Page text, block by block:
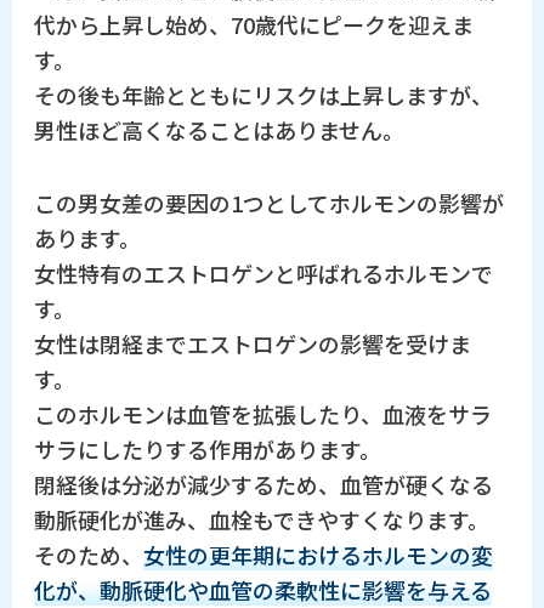
代から上昇し始め、70歳代にピークを迎えま
す。
その後も年齢とともにリスクは上昇しますが、
男性ほど高くなることはありません。
この男女差の要因の1つとしてホルモンの影響が
あります。
女性特有のエストロゲンと呼ばれるホルモンで
す。
女性は閉経までエストロゲンの影響を受けま
す。
このホルモンは血管を拡張したり、血液をサラ
サラにしたりする作用があります。
閉経後は分泌が減少するため、血管が硬くなる
動脈硬化が進み、血栓もできやすくなります。
そのため、 女性の更年期におけるホルモンの変
化が、動脈硬化や血管の柔軟性に影響を与える